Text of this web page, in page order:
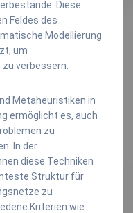
Diese
Feldes des
Modellierung
um
verbessern.
Metaheuristiken in
ermöglicht es, auch
zu
In der
diese Techniken
Struktur für
zu
Kriterien wie